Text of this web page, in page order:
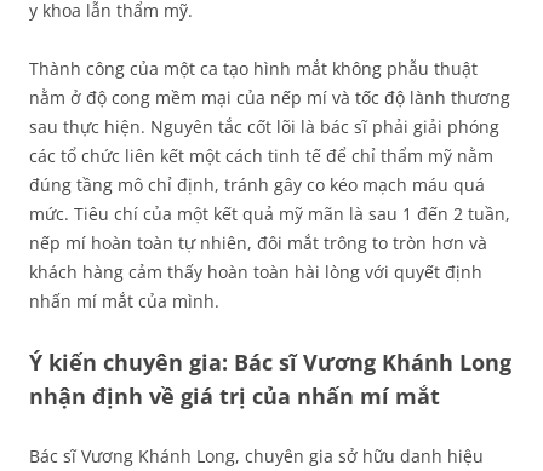
y khoa lẫn thẩm mỹ.
Thành công của một ca tạo hình mắt không phẫu thuật
nằm ở độ cong mềm mại của nếp mí và tốc độ lành thương
sau thực hiện. Nguyên tắc cốt lõi là bác sĩ phải giải phóng
các tổ chức liên kết một cách tinh tế để chỉ thẩm mỹ nằm
đúng tầng mô chỉ định, tránh gây co kéo mạch máu quá
mức. Tiêu chí của một kết quả mỹ mãn là sau 1 đến 2 tuần,
nếp mí hoàn toàn tự nhiên, đôi mắt trông to tròn hơn và
khách hàng cảm thấy hoàn toàn hài lòng với quyết định
nhấn mí mắt của mình.
Ý kiến chuyên gia: Bác sĩ Vương Khánh Long
nhận định về giá trị của nhấn mí mắt
Bác sĩ Vương Khánh Long, chuyên gia sở hữu danh hiệu